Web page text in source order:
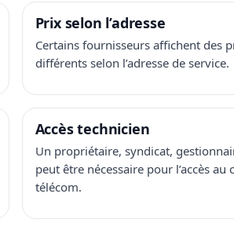
Prix selon l’adresse
Certains fournisseurs affichent des
différents selon l’adresse de service.
Accès technicien
Un propriétaire, syndicat,
peut être nécessaire pour l’accès au
télécom.